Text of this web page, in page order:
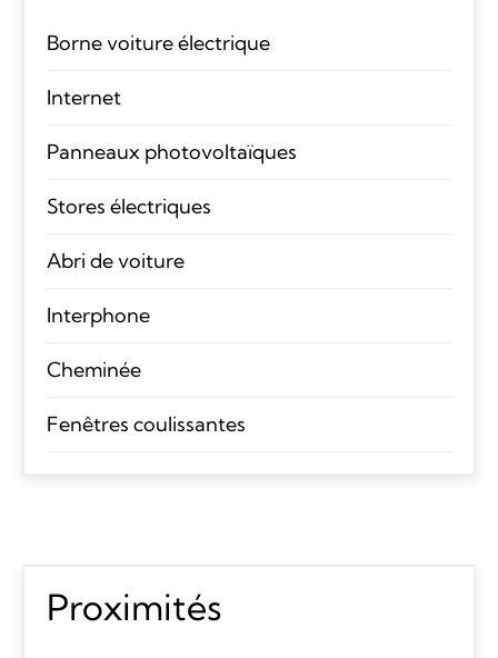
Borne voiture électrique
Internet
Panneaux photovoltaïques
Stores électriques
Abri de voiture
Interphone
Cheminée
Fenêtres coulissantes
Proximités